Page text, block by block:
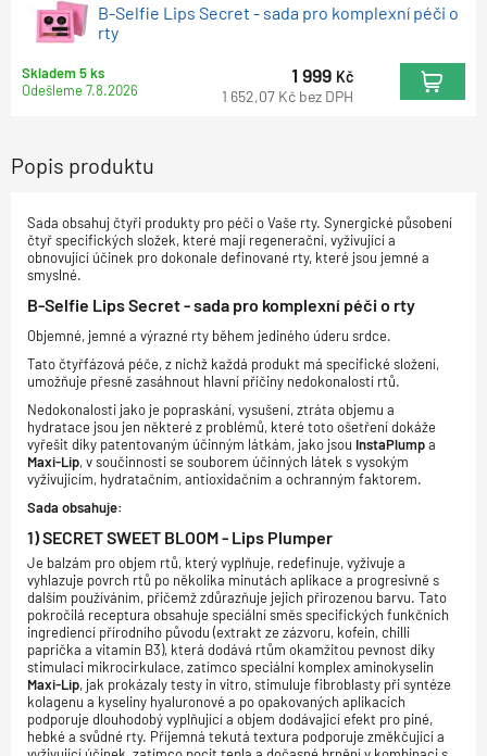
B-Selfie Lips Secret - sada pro komplexní péči o
rty
Skladem 5 ks
Odešleme7.8.2026
1 999 Kč
1 652,07 Kč bez DPH
Popis produktu
Sada obsahuj čtyři produkty pro péči o Vaše rty. Synergické působení
čtyř specifických složek, které mají regenerační, vyživující a
obnovující účinek pro dokonale definované rty, které jsou jemné a
smyslné.
B-Selfie Lips Secret - sada pro komplexní péči o rty
Objemné, jemné a výrazné rty během jediného úderu srdce.
Tato čtyřfázová péče, z nichž každá produkt má specifické složení,
umožňuje přesně zasáhnout hlavní příčiny nedokonalostí rtů.
Nedokonalosti jako je popraskání, vysušení, ztráta objemu a
hydratace jsou jen některé z problémů, které toto ošetření dokáže
vyřešit díky patentovaným účinným látkám, jako jsou InstaPlumpa
Maxi-Lip, v součinnosti se souborem účinných látek s vysokým
vyživujícím, hydratačním, antioxidačním a ochranným faktorem.
Sada obsahuje:
1) SECRET SWEET BLOOM - Lips Plumper
Je balzám pro objem rtů, který vyplňuje, redefinuje, vyživuje a
vyhlazuje povrch rtů po několika minutách aplikace a progresivně s
dalším používáním, přičemž zdůrazňuje jejich přirozenou barvu. Tato
pokročilá receptura obsahuje speciální směs specifických funkčních
ingrediencí přírodního původu (extrakt ze zázvoru, kofein, chilli
paprička a vitamín B3), která dodává rtům okamžitou pevnost díky
stimulaci mikrocirkulace, zatímco speciální komplex aminokyselin
Maxi-Lip, jak prokázaly testy in vitro, stimuluje fibroblasty při syntéze
kolagenu a kyseliny hyaluronové a po opakovaných aplikacích
podporuje dlouhodobý vyplňující a objem dodávající efekt pro piné,
hebké a svůdné rty. Příjemná tekutá textura podporuje změkčující a